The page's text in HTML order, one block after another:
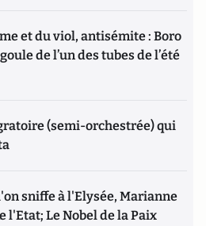
et du viol, antisémite : Boro
de l’un des tubes de l’été
(semi-orchestrée) qui
sniffe à l'Elysée, Marianne
l'Etat; Le Nobel de la Paix